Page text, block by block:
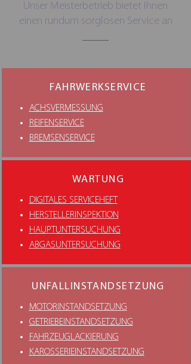
Unser Meisterbetrieb bietet Ihnen
einen rundum sorglosen Service an
FAHRWERKSERVICE
ACHSVERMESSUNG
REIFENSERVICE
BREMSENSERVICE
WARTUNG
DIGITALES SERVICEHEFT
HERSTELLERINSPEKTION
HAUPTUNTERSUCHUNG
ABGASUNTERSUCHUNG
UNFALLINSTANDSETZUNG
MOTORINSTANDSETZUNG
GETRIEBEINSTANDSETZUNG
FAHRZEUGLACKIERUNG
KAROSSERIEINSTANDSETZUNG